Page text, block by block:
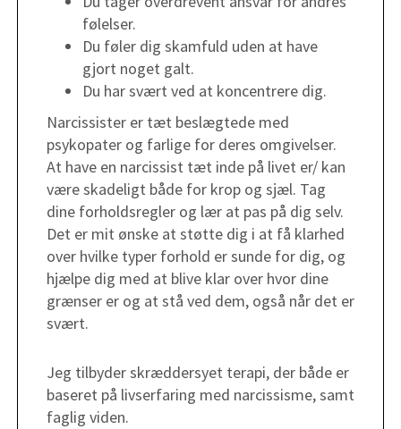
følelser.
Du føler dig skamfuld uden at have
gjort noget galt.
Du har svært ved at koncentrere dig.​ ​
Narcissister er tæt beslægtede med
psykopater og farlige for deres omgivelser.
At have en narcissist tæt inde på livet er/ kan
være skadeligt både for krop og sjæl. Tag
dine forholdsregler og lær at pas på dig selv. ​​
Det er mit ønske at støtte dig i at få klarhed
over hvilke typer forhold er sunde for dig, og
hjælpe dig med at blive klar over hvor dine
grænser er og at stå ved dem, også når det er
svært.
Jeg tilbyder skræddersyet terapi, der både er
baseret på livserfaring med narcissisme, samt
faglig viden.